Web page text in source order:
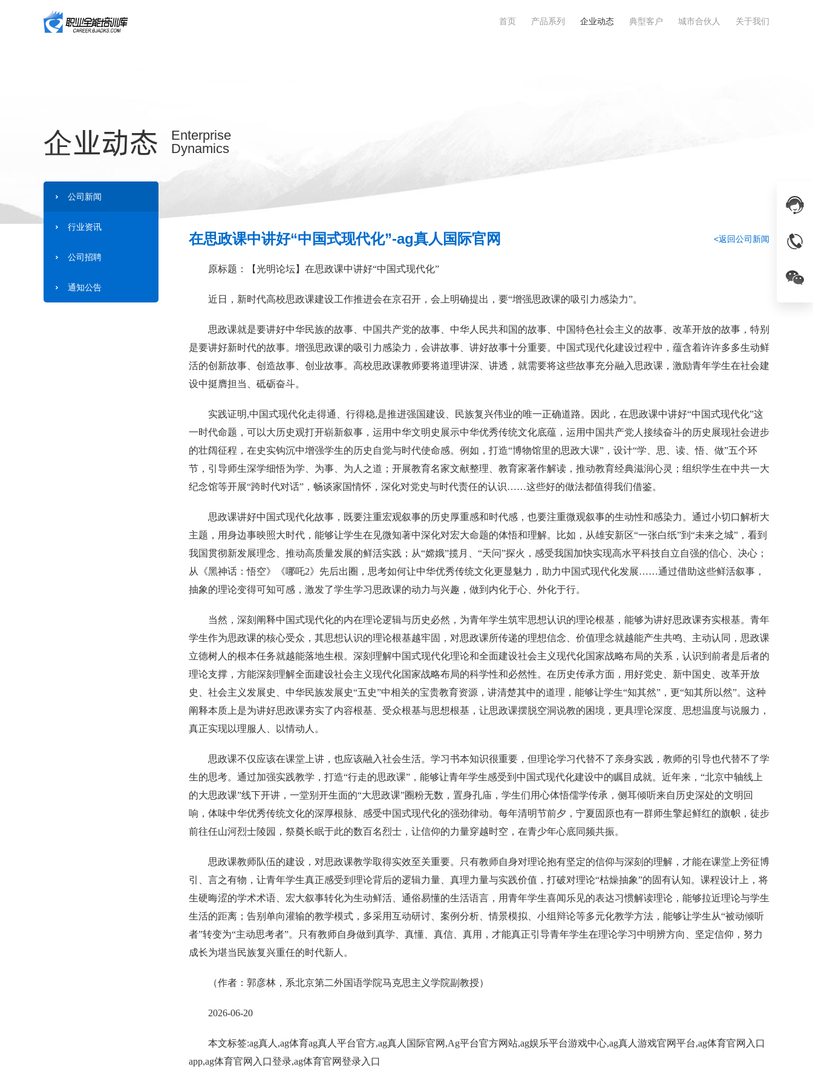
首页 产品系列 企业动态 典型客户 城市合伙人 关于我们
企业动态
Enterprise
Dynamics
公司新闻
行业资讯
公司招聘
通知公告
在思政课中讲好“中国式现代化”-ag真人国际官网 <返回公司新闻
原标题：【光明论坛】在思政课中讲好“中国式现代化”
近日，新时代高校思政课建设工作推进会在京召开，会上明确提出，要“增强思政课的吸引力感染力”。
思政课就是要讲好中华民族的故事、中国共产党的故事、中华人民共和国的故事、中国特色社会主义的故事、改革开放的故事，特别
是要讲好新时代的故事。增强思政课的吸引力感染力，会讲故事、讲好故事十分重要。中国式现代化建设过程中，蕴含着许许多多生动鲜
活的创新故事、创造故事、创业故事。高校思政课教师要将道理讲深、讲透，就需要将这些故事充分融入思政课，激励青年学生在社会建
设中挺膺担当、砥砺奋斗。
实践证明,中国式现代化走得通、行得稳,是推进强国建设、民族复兴伟业的唯一正确道路。因此，在思政课中讲好“中国式现代化”这
一时代命题，可以大历史观打开崭新叙事，运用中华文明史展示中华优秀传统文化底蕴，运用中国共产党人接续奋斗的历史展现社会进步
的壮阔征程，在史实钩沉中增强学生的历史自觉与时代使命感。例如，打造“博物馆里的思政大课”，设计“学、思、读、悟、做”五个环
节，引导师生深学细悟为学、为事、为人之道；开展教育名家文献整理、教育家著作解读，推动教育经典滋润心灵；组织学生在中共一大
纪念馆等开展“跨时代对话”，畅谈家国情怀，深化对党史与时代责任的认识……这些好的做法都值得我们借鉴。
思政课讲好中国式现代化故事，既要注重宏观叙事的历史厚重感和时代感，也要注重微观叙事的生动性和感染力。通过小切口解析大
主题，用身边事映照大时代，能够让学生在见微知著中深化对宏大命题的体悟和理解。比如，从雄安新区“一张白纸”到“未来之城”，看到
我国贯彻新发展理念、推动高质量发展的鲜活实践；从“嫦娥”揽月、“天问”探火，感受我国加快实现高水平科技自立自强的信心、决心；
从《黑神话：悟空》《哪吒2》先后出圈，思考如何让中华优秀传统文化更显魅力，助力中国式现代化发展……通过借助这些鲜活叙事，
抽象的理论变得可知可感，激发了学生学习思政课的动力与兴趣，做到内化于心、外化于行。
当然，深刻阐释中国式现代化的内在理论逻辑与历史必然，为青年学生筑牢思想认识的理论根基，能够为讲好思政课夯实根基。青年
学生作为思政课的核心受众，其思想认识的理论根基越牢固，对思政课所传递的理想信念、价值理念就越能产生共鸣、主动认同，思政课
立德树人的根本任务就越能落地生根。深刻理解中国式现代化理论和全面建设社会主义现代化国家战略布局的关系，认识到前者是后者的
理论支撑，方能深刻理解全面建设社会主义现代化国家战略布局的科学性和必然性。在历史传承方面，用好党史、新中国史、改革开放
史、社会主义发展史、中华民族发展史“五史”中相关的宝贵教育资源，讲清楚其中的道理，能够让学生“知其然”，更“知其所以然”。这种
阐释本质上是为讲好思政课夯实了内容根基、受众根基与思想根基，让思政课摆脱空洞说教的困境，更具理论深度、思想温度与说服力，
真正实现以理服人、以情动人。
思政课不仅应该在课堂上讲，也应该融入社会生活。学习书本知识很重要，但理论学习代替不了亲身实践，教师的引导也代替不了学
生的思考。通过加强实践教学，打造“行走的思政课”，能够让青年学生感受到中国式现代化建设中的瞩目成就。近年来，“北京中轴线上
的大思政课”线下开讲，一堂别开生面的“大思政课”圈粉无数，置身孔庙，学生们用心体悟儒学传承，侧耳倾听来自历史深处的文明回
响，体味中华优秀传统文化的深厚根脉、感受中国式现代化的强劲律动。每年清明节前夕，宁夏固原也有一群师生擎起鲜红的旗帜，徒步
前往任山河烈士陵园，祭奠长眠于此的数百名烈士，让信仰的力量穿越时空，在青少年心底同频共振。
思政课教师队伍的建设，对思政课教学取得实效至关重要。只有教师自身对理论抱有坚定的信仰与深刻的理解，才能在课堂上旁征博
引、言之有物，让青年学生真正感受到理论背后的逻辑力量、真理力量与实践价值，打破对理论“枯燥抽象”的固有认知。课程设计上，将
生硬晦涩的学术术语、宏大叙事转化为生动鲜活、通俗易懂的生活语言，用青年学生喜闻乐见的表达习惯解读理论，能够拉近理论与学生
生活的距离；告别单向灌输的教学模式，多采用互动研讨、案例分析、情景模拟、小组辩论等多元化教学方法，能够让学生从“被动倾听
者”转变为“主动思考者”。只有教师自身做到真学、真懂、真信、真用，才能真正引导青年学生在理论学习中明辨方向、坚定信仰，努力
成长为堪当民族复兴重任的时代新人。
（作者：郭彦林，系北京第二外国语学院马克思主义学院副教授）
2026-06-20
本文标签:ag真人,ag体育ag真人平台官方,ag真人国际官网,Ag平台官方网站,ag娱乐平台游戏中心,ag真人游戏官网平台,ag体育官网入口
app,ag体育官网入口登录,ag体育官网登录入口